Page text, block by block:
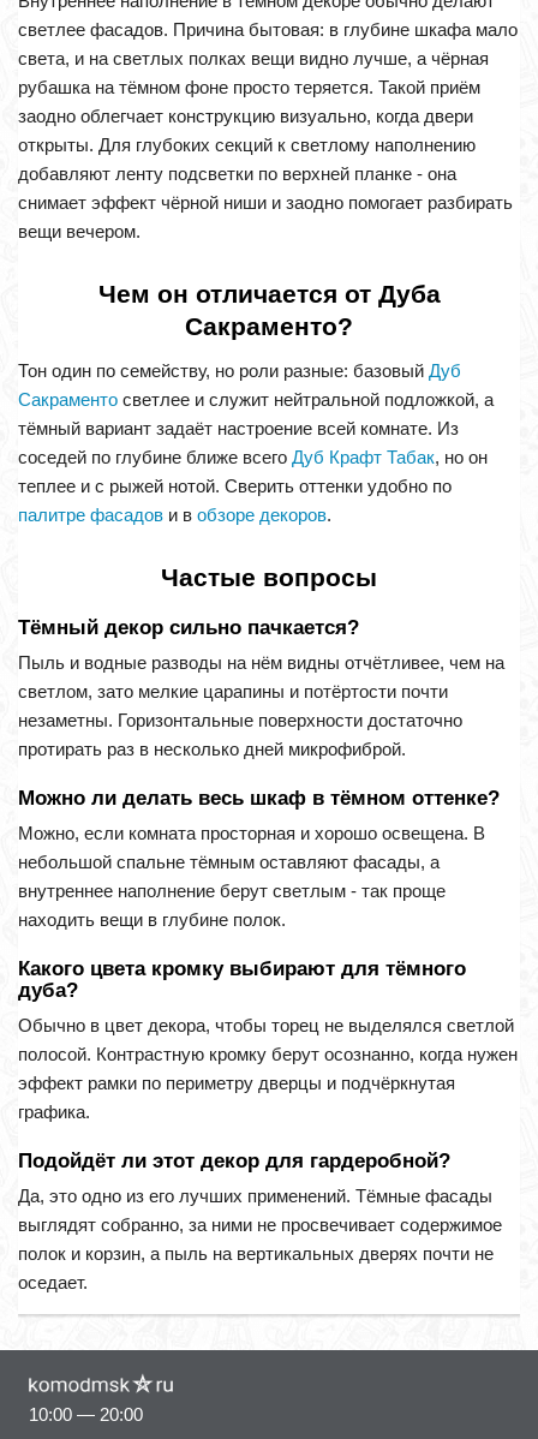
светлее фасадов. Причина бытовая: в глубине шкафа мало
света, и на светлых полках вещи видно лучше, а чёрная
рубашка на тёмном фоне просто теряется. Такой приём
заодно облегчает конструкцию визуально, когда двери
открыты. Для глубоких секций к светлому наполнению
добавляют ленту подсветки по верхней планке - она
снимает эффект чёрной ниши и заодно помогает разбирать
вещи вечером.
Чем он отличается от Дуба
Сакраменто?
Тон один по семейству, но роли разные: базовый Дуб
Сакраменто светлее и служит нейтральной подложкой, а
тёмный вариант задаёт настроение всей комнате. Из
соседей по глубине ближе всего Дуб Крафт Табак, но он
теплее и с рыжей нотой. Сверить оттенки удобно по
палитре фасадов и в обзоре декоров.
Частые вопросы
Тёмный декор сильно пачкается?
Пыль и водные разводы на нём видны отчётливее, чем на
светлом, зато мелкие царапины и потёртости почти
незаметны. Горизонтальные поверхности достаточно
протирать раз в несколько дней микрофиброй.
Можно ли делать весь шкаф в тёмном оттенке?
Можно, если комната просторная и хорошо освещена. В
небольшой спальне тёмным оставляют фасады, а
внутреннее наполнение берут светлым - так проще
находить вещи в глубине полок.
Какого цвета кромку выбирают для тёмного
дуба?
Обычно в цвет декора, чтобы торец не выделялся светлой
полосой. Контрастную кромку берут осознанно, когда нужен
эффект рамки по периметру дверцы и подчёркнутая
графика.
Подойдёт ли этот декор для гардеробной?
Да, это одно из его лучших применений. Тёмные фасады
выглядят собранно, за ними не просвечивает содержимое
полок и корзин, а пыль на вертикальных дверях почти не
оседает.
10:00 — 20:00